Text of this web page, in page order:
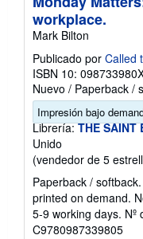
workplace.
Mark Bilton
Publicado por Called
ISBN 10:
Nuevo / Paperback /
Impresión bajo
Librería: THE SAINT
Unido
(vendedor de 5
Paperback /
printed on demand.
5-9 working days. Nº
C9780987339805